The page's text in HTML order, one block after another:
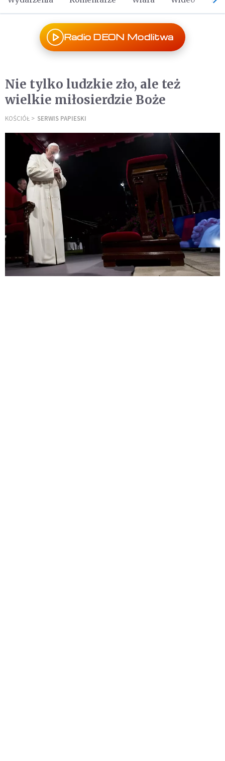
Radio DEON Modlitwa
Nie tylko ludzkie zło, ale też
wielkie miłosierdzie Boże
KOŚCIÓŁ SERWIS PAPIESKI